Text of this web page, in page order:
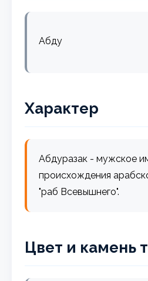
Абду
Характер
Абдуразак - мужское
происхождения
"раб Всевышнего".
Цвет и камень